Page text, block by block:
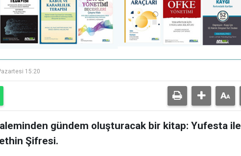
15:20
gündem oluşturacak bir kitap: Yufesta ile
Şifresi.